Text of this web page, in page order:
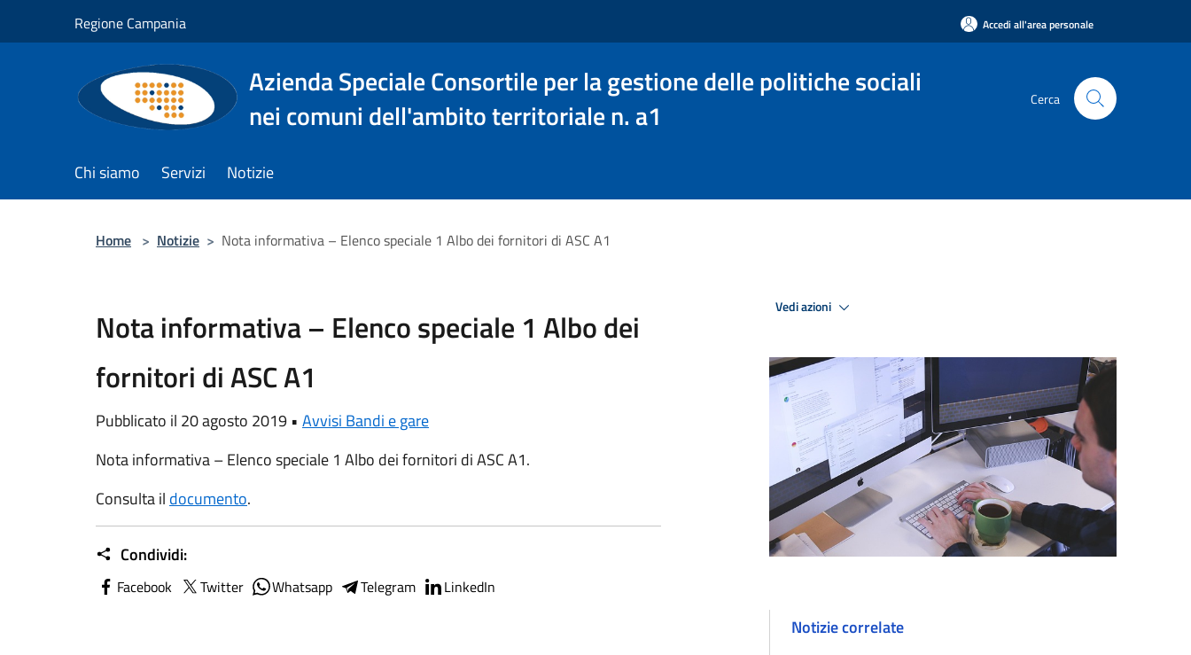
Regione Campania Accedi all'area personale
Azienda Speciale Consortile per la gestione delle politiche sociali
nei comuni dell'ambito territoriale n. a1
Cerca
Chi siamo Servizi Notizie
Home > Notizie > Nota informativa – Elenco speciale 1 Albo dei fornitori di ASC A1
Nota informativa – Elenco speciale 1 Albo dei
fornitori di ASC A1
Pubblicato il 20 agosto 2019 • Avvisi Bandi e gare
Nota informativa – Elenco speciale 1 Albo dei fornitori di ASC A1.
Consulta il documento.
Condividi:
Facebook Twitter Whatsapp Telegram LinkedIn
Vedi azioni
Notizie correlate